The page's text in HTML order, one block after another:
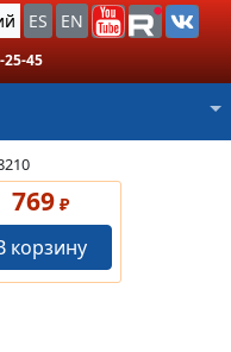
ES EN
25-45
769 ₽
корзину